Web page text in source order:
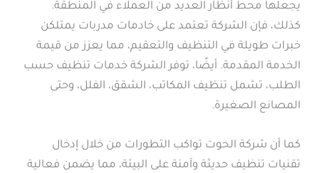
يجعلها محط أنظار العديد من العملاء في المنطقة.
كذلك، فإن الشركة تعتمد على خادمات مدربات يمتلكن
خبرات طويلة في التنظيف والتعقيم، مما يعزز من قيمة
الخدمة المقدمة. أيضًا، توفر الشركة خدمات تنظيف حسب
الطلب، تشمل تنظيف المكاتب، الشقق، الفلل، وحتى
المصانع الصغيرة.
كما أن شركة الحوت تواكب التطورات من خلال إدخال
تقنيات تنظيف حديثة وآمنة على البيئة، مما يضمن فعالية